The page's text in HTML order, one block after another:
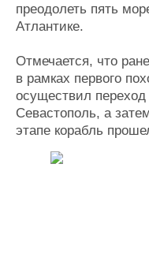
преодолеть пять
Атлантике.
Отмечается, что
в рамках первого
осуществил
Севастополь, а
этапе корабль